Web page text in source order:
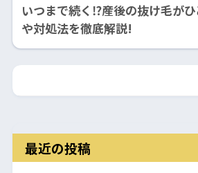
いつまで続く⁉産後の抜け毛が
や対処法を徹底解説!
最近の投稿